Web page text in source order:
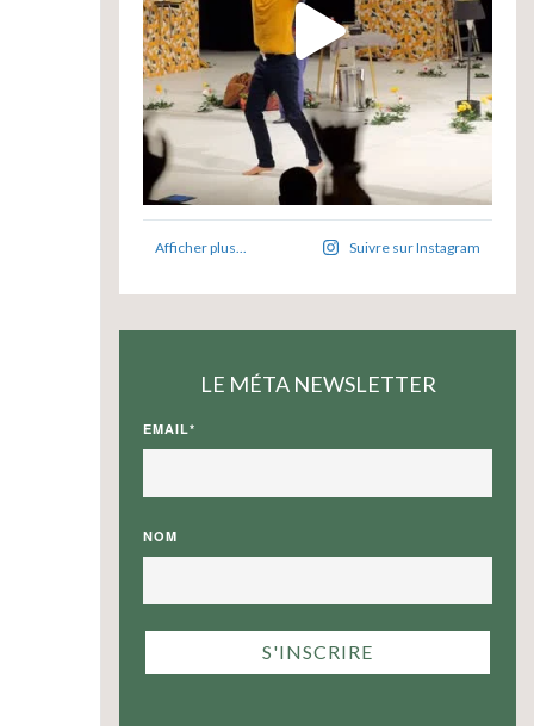
Afficher plus... Suivre sur Instagram
LE MÉTA NEWSLETTER
EMAIL*
NOM